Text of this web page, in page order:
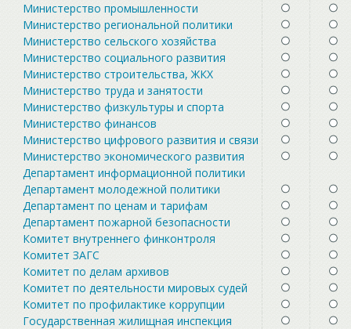
Министерство промышленности
Министерство региональной политики
Министерство сельского хозяйства
Министерство социального развития
Министерство строительства, ЖКХ
Министерство труда и занятости
Министерство физкультуры и спорта
Министерство финансов
Министерство цифрового развития и связи
Министерство экономического развития
Департамент информационной политики
Департамент молодежной политики
Департамент по ценам и тарифам
Департамент пожарной безопасности
Комитет внутреннего финконтроля
Комитет ЗАГС
Комитет по делам архивов
Комитет по деятельности мировых судей
Комитет по профилактике коррупции
Государственная жилищная инспекция